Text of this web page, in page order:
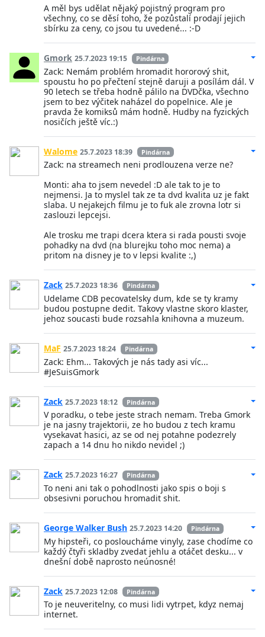
A měl bys udělat nějaký pojistný program pro
všechny, co se děsí toho, že pozůstalí prodají jejich
sbírku za ceny, co jsou tu uvedené... :-D
Gmork 25.7.2023 19:15 Pindárna
Zack: Nemám problém hromadit hororový shit,
spoustu ho po přečtení stejně daruji a posílám dál. V
90 letech se třeba hodně pálilo na DVDčka, všechno
jsem to bez výčitek naházel do popelnice. Ale je
pravda že komiksů mám hodně. Hudby na fyzických
nosičích ještě víc.:)
Walome 25.7.2023 18:39 Pindárna
Zack: na streamech neni prodlouzena verze ne?
Monti: aha to jsem nevedel :D ale tak to je to
nejmensi. Ja to myslel tak ze ta dvd kvalita uz je fakt
slaba. U nejakejch filmu je to fuk ale zrovna lotr si
zaslouzi lepcejsi.
Ale trosku me trapi dcera ktera si rada pousti svoje
pohadky na dvd (na blurejku toho moc nema) a
pritom na disney je to v lepsi kvalite :,)
Zack 25.7.2023 18:36 Pindárna
Udelame CDB pecovatelsky dum, kde se ty kramy
budou postupne dedit. Takovy vlastne skoro klaster,
jehoz soucasti bude rozsahla knihovna a muzeum.
MaF 25.7.2023 18:24 Pindárna
Zack: Ehm... Takových je nás tady asi víc...
#JeSuisGmork
Zack 25.7.2023 18:12 Pindárna
V poradku, o tebe jeste strach nemam. Treba Gmork
je na jasny trajektorii, ze ho budou z tech kramu
vysekavat hasici, az se od nej potahne podezrely
zapach a 14 dnu ho nikdo nevidel ;)
Zack 25.7.2023 16:27 Pindárna
To neni ani tak o pohodlnosti jako spis o boji s
obsesivni poruchou hromadit shit.
George Walker Bush 25.7.2023 14:20 Pindárna
My hipsteři, co posloucháme vinyly, zase chodíme co
každý čtyři skladby zvedat jehlu a otáčet desku... v
dnešní době naprosto neúnosné!
Zack 25.7.2023 12:08 Pindárna
To je neuveritelny, co musi lidi vytrpet, kdyz nemaj
internet.